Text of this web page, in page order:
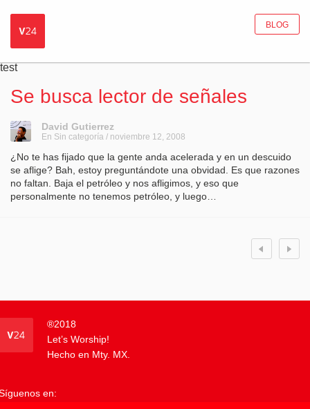
BLOG
test
Se busca lector de señales
David Gutierrez
En Sin categoría / noviembre 12, 2008
¿No te has fijado que la gente anda acelerada y en un descuido
se aflige? Bah, estoy preguntándote una obvidad. Es que razones
no faltan. Baja el petróleo y nos afligimos, y eso que
personalmente no tenemos petróleo, y luego…
®2018
Let’s Worship!
Hecho en Mty. MX.
en: